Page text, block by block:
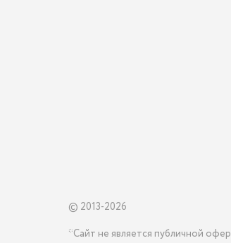
© 2013-2026
*Сайт не является публичной